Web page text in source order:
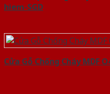
hiem-SGD
Cửa Gỗ Chống Cháy MDF